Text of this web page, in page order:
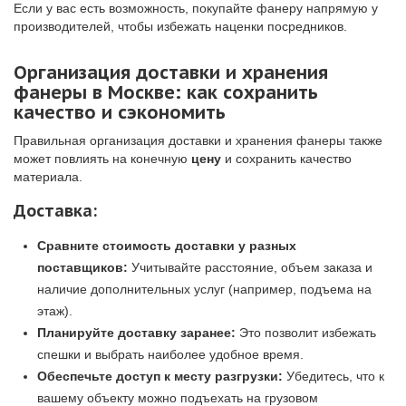
Если у вас есть возможность, покупайте фанеру напрямую у
производителей, чтобы избежать наценки посредников.
Организация доставки и хранения
фанеры в Москве: как сохранить
качество и сэкономить
Правильная организация доставки и хранения фанеры также
может повлиять на конечную цену и сохранить качество
материала.
Доставка:
Сравните стоимость доставки у разных
поставщиков: Учитывайте расстояние, объем заказа и
наличие дополнительных услуг (например, подъема на
этаж).
Планируйте доставку заранее: Это позволит избежать
спешки и выбрать наиболее удобное время.
Обеспечьте доступ к месту разгрузки: Убедитесь, что к
вашему объекту можно подъехать на грузовом